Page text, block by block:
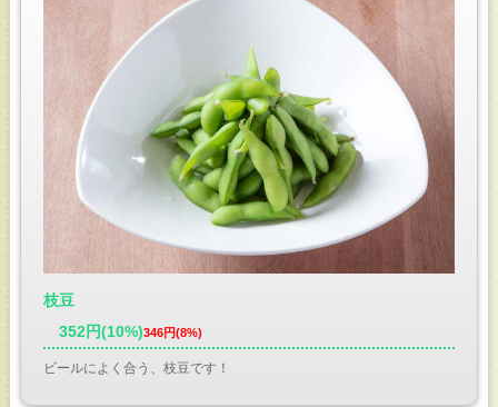
枝豆
352円(10%)346円(8%)
ビールによく合う、枝豆です！